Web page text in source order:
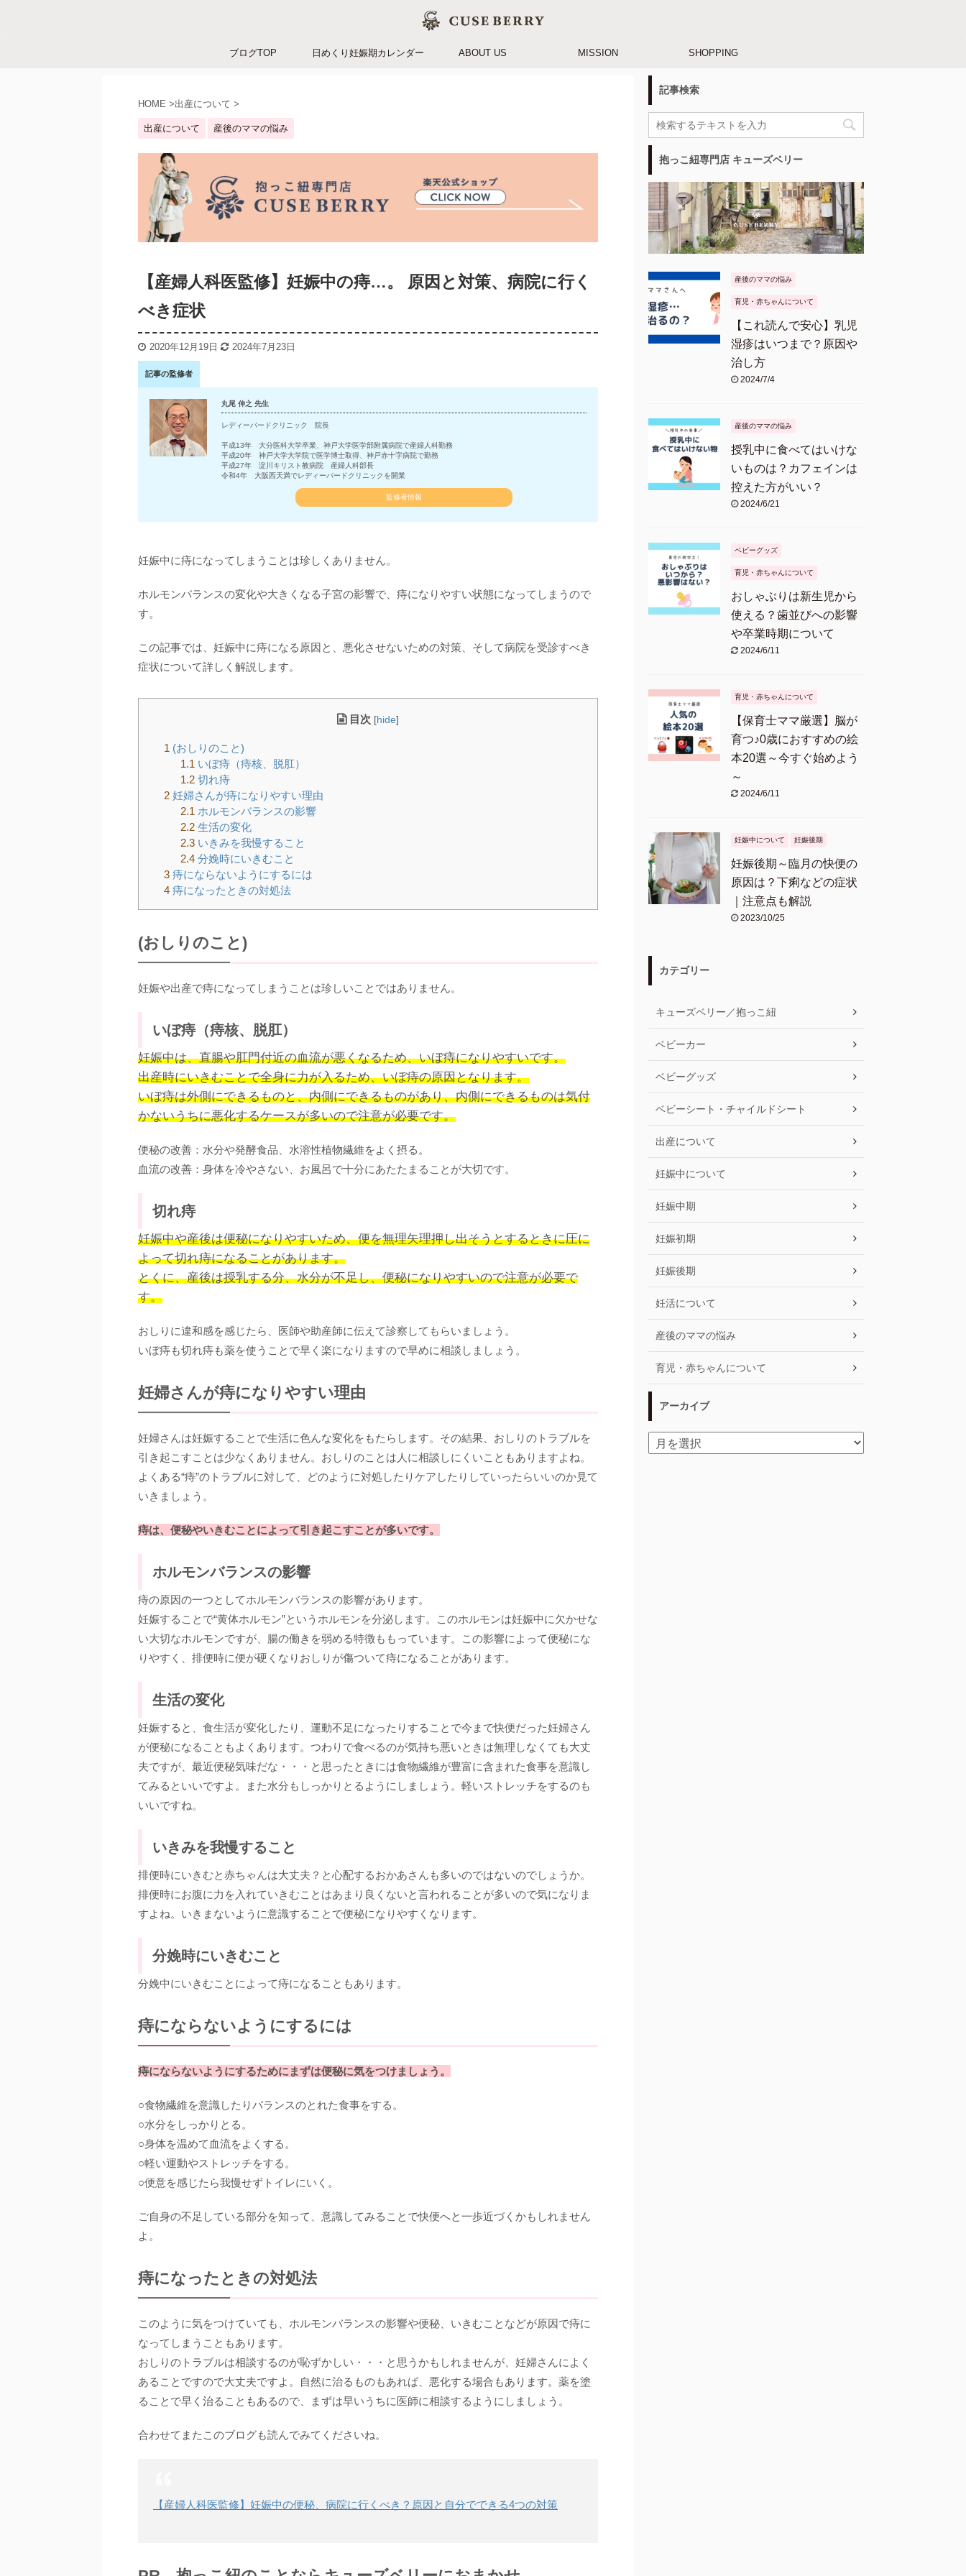
ブログTOP 日めくり妊娠期カレンダー ABOUT US MISSION SHOPPING
HOME >出産について >
出産について 産後のママの悩み
【産婦人科医監修】妊娠中の痔…。 原因と対策、病院に行く
べき症状
2020年12月19日 2024年7月23日
記事の監修者
丸尾 伸之 先生
レディーバードクリニック 院長
平成13年 大分医科大学卒業、神戸大学医学部附属病院で産婦人科勤務
平成20年 神戸大学大学院で医学博士取得、神戸赤十字病院で勤務
平成27年 淀川キリスト教病院 産婦人科部長
令和4年 大阪西天満でレディーバードクリニックを開業
監修者情報
妊娠中に痔になってしまうことは珍しくありません。
ホルモンバランスの変化や大きくなる子宮の影響で、痔になりやすい状態になってしまうので
す。
この記事では、妊娠中に痔になる原因と、悪化させないための対策、そして病院を受診すべき
症状について詳しく解説します。
目次 [hide]
1 (おしりのこと)
1.1いぼ痔（痔核、脱肛）
1.2切れ痔
2 妊婦さんが痔になりやすい理由
2.1ホルモンバランスの影響
2.2生活の変化
2.3いきみを我慢すること
2.4分娩時にいきむこと
3 痔にならないようにするには
4 痔になったときの対処法
(おしりのこと)
妊娠や出産で痔になってしまうことは珍しいことではありません。
いぼ痔（痔核、脱肛）
妊娠中は、直腸や肛門付近の血流が悪くなるため、いぼ痔になりやすいです。
出産時にいきむことで全身に力が入るため、いぼ痔の原因となります。
いぼ痔は外側にできるものと、内側にできるものがあり、内側にできるものは気付
かないうちに悪化するケースが多いので注意が必要です。
便秘の改善：水分や発酵食品、水溶性植物繊維をよく摂る。
血流の改善：身体を冷やさない、お風呂で十分にあたたまることが大切です。
切れ痔
妊娠中や産後は便秘になりやすいため、便を無理矢理押し出そうとするときに圧に
よって切れ痔になることがあります。
とくに、産後は授乳する分、水分が不足し、便秘になりやすいので注意が必要で
す。
おしりに違和感を感じたら、医師や助産師に伝えて診察してもらいましょう。
いぼ痔も切れ痔も薬を使うことで早く楽になりますので早めに相談しましょう。
妊婦さんが痔になりやすい理由
妊婦さんは妊娠することで生活に色んな変化をもたらします。その結果、おしりのトラブルを
引き起こすことは少なくありません。おしりのことは人に相談しにくいこともありますよね。
よくある“痔”のトラブルに対して、どのように対処したりケアしたりしていったらいいのか見て
いきましょう。
痔は、便秘やいきむことによって引き起こすことが多いです。
ホルモンバランスの影響
痔の原因の一つとしてホルモンバランスの影響があります。
妊娠することで“黄体ホルモン”というホルモンを分泌します。このホルモンは妊娠中に欠かせな
い大切なホルモンですが、腸の働きを弱める特徴ももっています。この影響によって便秘にな
りやすく、排便時に便が硬くなりおしりが傷ついて痔になることがあります。
生活の変化
妊娠すると、食生活が変化したり、運動不足になったりすることで今まで快便だった妊婦さん
が便秘になることもよくあります。つわりで食べるのが気持ち悪いときは無理しなくても大丈
夫ですが、最近便秘気味だな・・・と思ったときには食物繊維が豊富に含まれた食事を意識し
てみるといいですよ。また水分もしっかりとるようにしましょう。軽いストレッチをするのも
いいですね。
いきみを我慢すること
排便時にいきむと赤ちゃんは大丈夫？と心配するおかあさんも多いのではないのでしょうか。
排便時にお腹に力を入れていきむことはあまり良くないと言われることが多いので気になりま
すよね。いきまないように意識することで便秘になりやすくなります。
分娩時にいきむこと
分娩中にいきむことによって痔になることもあります。
痔にならないようにするには
痔にならないようにするためにまずは便秘に気をつけましょう。
○食物繊維を意識したりバランスのとれた食事をする。
○水分をしっかりとる。
○身体を温めて血流をよくする。
○軽い運動やストレッチをする。
○便意を感じたら我慢せずトイレにいく。
ご自身の不足している部分を知って、意識してみることで快便へと一歩近づくかもしれません
よ。
痔になったときの対処法
このように気をつけていても、ホルモンバランスの影響や便秘、いきむことなどが原因で痔に
なってしまうこともあります。
おしりのトラブルは相談するのが恥ずかしい・・・と思うかもしれませんが、妊婦さんによく
あることですので大丈夫ですよ。自然に治るものもあれば、悪化する場合もあります。薬を塗
ることで早く治ることもあるので、まずは早いうちに医師に相談するようにしましょう。
合わせてまたこのブログも読んでみてくださいね。
記事検索
抱っこ紐専門店 キューズベリー
産後のママの悩み
育児・赤ちゃんについて
【これ読んで安心】乳児
湿疹はいつまで？原因や
治し方
2024/7/4
産後のママの悩み
授乳中に食べてはいけな
いものは？カフェインは
控えた方がいい？
2024/6/21
ベビーグッズ
育児・赤ちゃんについて
おしゃぶりは新生児から
使える？歯並びへの影響
や卒業時期について
2024/6/11
育児・赤ちゃんについて
【保育士ママ厳選】脳が
育つ♪0歳におすすめの絵
本20選～今すぐ始めよう
～
2024/6/11
妊娠中について 妊娠後期
妊娠後期～臨月の快便の
原因は？下痢などの症状
｜注意点も解説
2023/10/25
カテゴリー
キューズベリー／抱っこ紐
ベビーカー
ベビーグッズ
ベビーシート・チャイルドシート
出産について
妊娠中について
妊娠中期
妊娠初期
妊娠後期
妊活について
産後のママの悩み
育児・赤ちゃんについて
アーカイブ